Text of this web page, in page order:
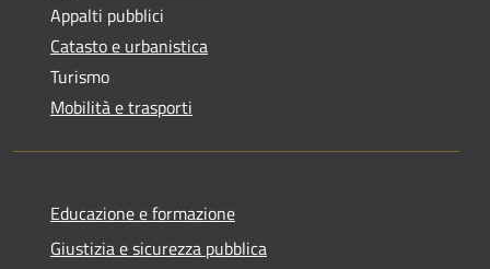
Appalti pubblici
Catasto e urbanistica
Turismo
Mobilità e trasporti
Educazione e formazione
Giustizia e sicurezza pubblica